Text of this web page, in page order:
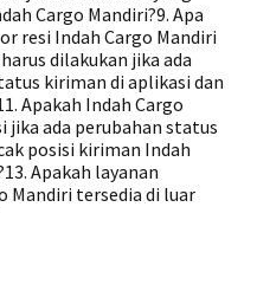
Cargo Mandiri?9. Apa
resi Indah Cargo Mandiri
dilakukan jika ada
kiriman di aplikasi dan
Apakah Indah Cargo
ada perubahan status
posisi kiriman Indah
Apakah layanan
Mandiri tersedia di luar